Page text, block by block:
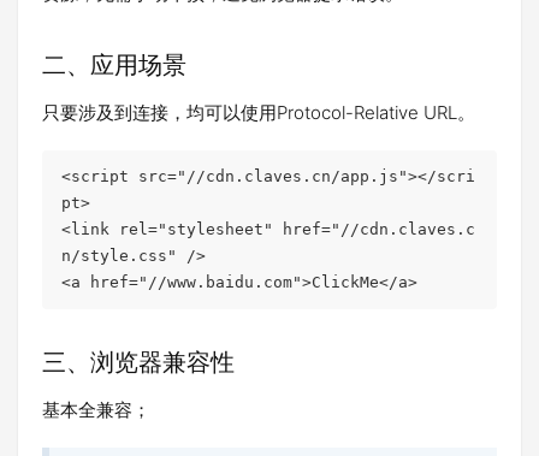
二、应用场景
只要涉及到连接，均可以使用Protocol-Relative URL。
<script src="//cdn.claves.cn/app.js"></scri
pt>
<link rel="stylesheet" href="//cdn.claves.c
n/style.css" />
<a href="//www.baidu.com">ClickMe</a>
三、浏览器兼容性
基本全兼容；